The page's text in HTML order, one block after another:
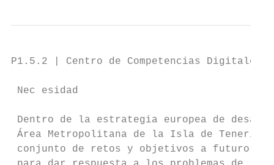
P1.5.2 | Centro de Competencias Digitales
Nec esidad
Dentro de la estrategia europea de
Área Metropolitana de la Isla de
conjunto de retos y objetivos a futuro